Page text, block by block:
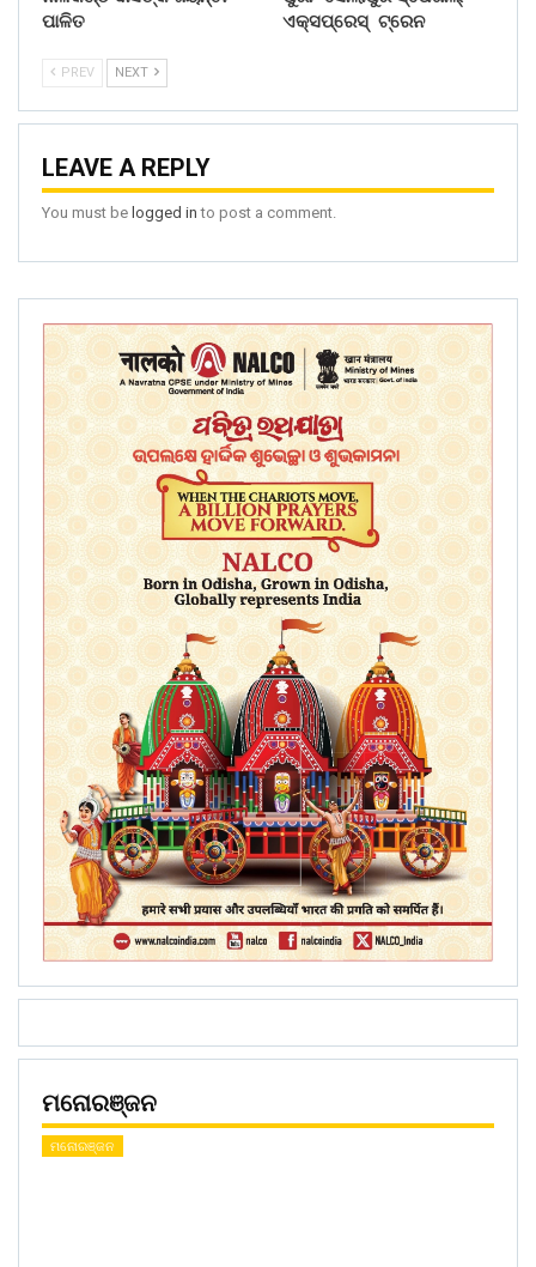
ପାଳିତ
ଏକ୍ସପ୍ରେସ୍ ଟ୍ରେନ
PREV NEXT
LEAVE A REPLY
You must be logged in to post a comment.
ମନୋରଞ୍ଜନ
ମନୋରଞ୍ଜନ